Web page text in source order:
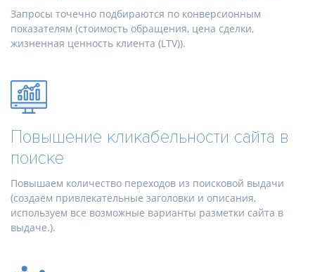
Запросы точечно подбираются по конверсионным
показателям (стоимость обращения, цена сделки,
жизненная ценность клиента (LTV)).
Повышение кликабельности сайта в
поиске
Повышаем количество переходов из поисковой выдачи
(создаём привлекательные заголовки и описания,
используем все возможные варианты разметки сайта в
выдаче.).